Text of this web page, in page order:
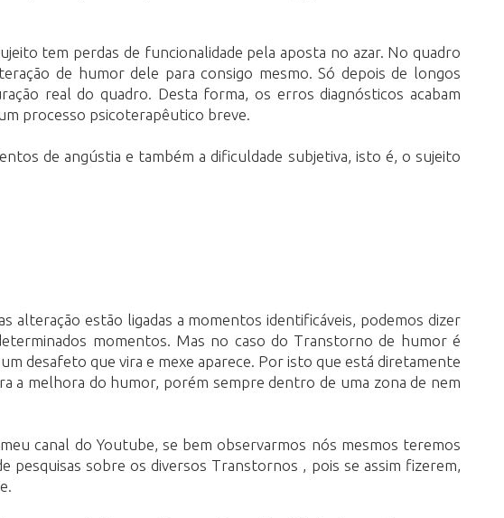
tem perdas de funcionalidade pela aposta no azar. No quadro
de humor dele para consigo mesmo. Só depois de longos
real do quadro. Desta forma, os erros diagnósticos acabam
processo psicoterapêutico breve.
de angústia e também a dificuldade subjetiva, isto é, o sujeito
estão ligadas a momentos identificáveis, podemos dizer
momentos. Mas no caso do Transtorno de humor é
desafeto que vira e mexe aparece. Por isto que está diretamente
a melhora do humor, porém sempre dentro de uma zona de nem
canal do Youtube, se bem observarmos nós mesmos teremos
sobre os diversos Transtornos , pois se assim fizerem,